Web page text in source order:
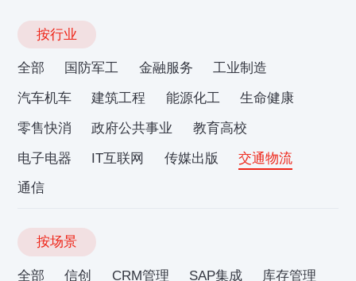
按行业
全部 国防军工 金融服务
工业制造
汽车机车
建筑工程 能源化工
生命健康
零售快消
政府公共事业
教育高校
电子电器
IT互联网 传媒出版
交通物流
通信
按场景
全部 信创 CRM管理 SAP集成
库存管理